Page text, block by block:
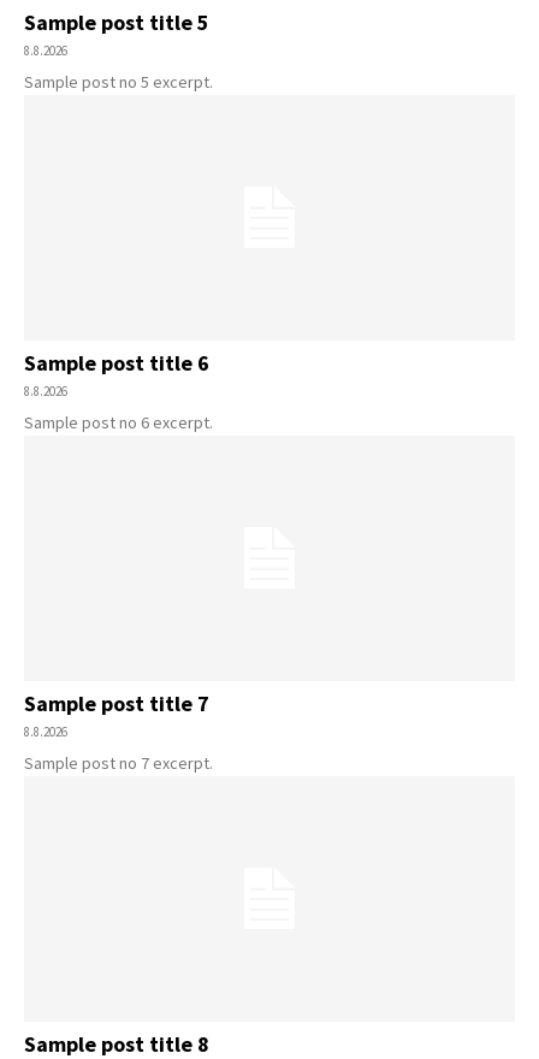
Sample post title 5
8.8.2026
Sample post no 5 excerpt.
Sample post title 6
8.8.2026
Sample post no 6 excerpt.
Sample post title 7
8.8.2026
Sample post no 7 excerpt.
Sample post title 8